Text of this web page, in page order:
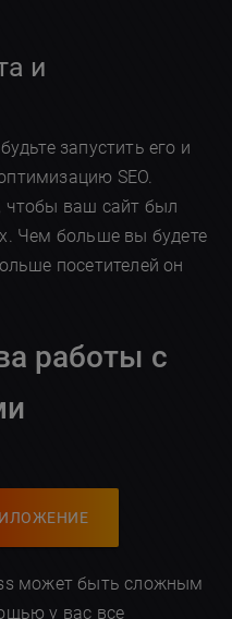
и
запустить его и
SEO.
чтобы ваш сайт был
Чем больше вы будете
посетителей он
работы с
может быть сложным
у вас все